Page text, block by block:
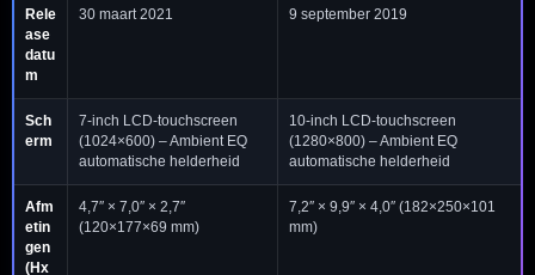
Rele
ase
datu
m
30 maart 2021 9 september 2019
Sch
erm
7-inch LCD-touchscreen
(1024×600) – Ambient EQ
automatische helderheid
10-inch LCD-touchscreen
(1280×800) – Ambient EQ
automatische helderheid
Afm
etin
gen
(Hx
4,7″ × 7,0″ × 2,7″
(120×177×69 mm)
7,2″ × 9,9″ × 4,0″ (182×250×101
mm)